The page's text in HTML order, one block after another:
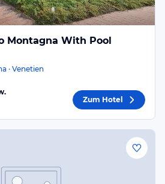
Montagna With Pool
· Venetien
Zum Hotel